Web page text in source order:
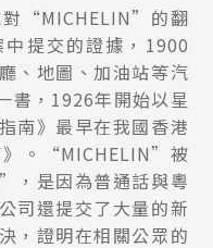
“MICHELIN”的翻
提交的證據，1900
、地圖、加油站等汽
書，1926年開始以星
南》最早在我國香港
》。“MICHELIN”被
是因為普通話與粵
司還提交了大量的新
，證明在相關公眾的